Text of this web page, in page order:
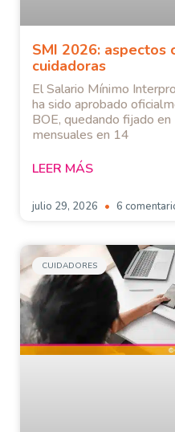
SMI 2026: aspectos
cuidadoras
El Salario Mínimo
ha sido aprobado
BOE, quedando fijado
mensuales en 14
LEER MÁS
julio 29, 2026 6
CUIDADORES